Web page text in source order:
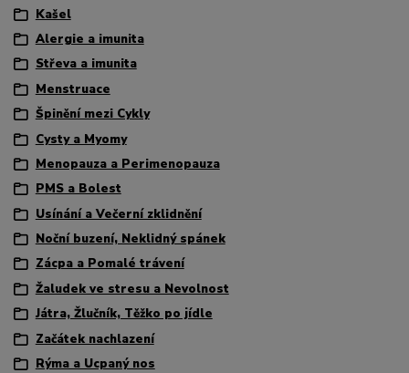
Kašel
Alergie a imunita
Střeva a imunita
Menstruace
Špinění mezi Cykly
Cysty a Myomy
Menopauza a Perimenopauza
PMS a Bolest
Usínání a Večerní zklidnění
Noční buzení, Neklidný spánek
Zácpa a Pomalé trávení
Žaludek ve stresu a Nevolnost
Játra, Žlučník, Těžko po jídle
Začátek nachlazení
Rýma a Ucpaný nos